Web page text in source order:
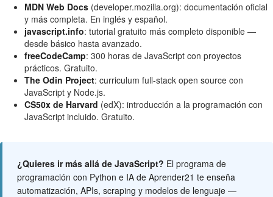
MDN Web Docs (developer.mozilla.org): documentación oficial
y más completa. En inglés y español.
javascript.info: tutorial gratuito más completo disponible —
desde básico hasta avanzado.
freeCodeCamp: 300 horas de JavaScript con proyectos
prácticos. Gratuito.
The Odin Project: curriculum full-stack open source con
JavaScript y Node.js.
CS50x de Harvard (edX): introducción a la programación con
JavaScript incluido. Gratuito.
¿Quieres ir más allá de JavaScript? El programa de
programación con Python e IA de Aprender21 te enseña
automatización, APIs, scraping y modelos de lenguaje —